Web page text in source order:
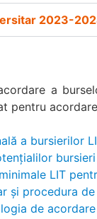
2023-
a
pentru
a bursierilor
bursieri
LIT
și procedura
de